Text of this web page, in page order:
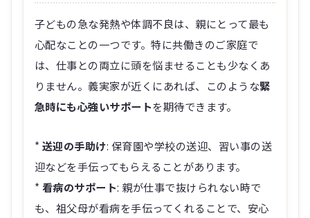
子どもの急な発熱や体調不良は、親にとって最も
心配なことの一つです。特に共働きのご家庭で
は、仕事との両立に頭を悩ませることも少なくあ
りません。義実家が近くにあれば、このような緊
急時にも心強いサポートを期待できます。
* 送迎の手助け: 保育園や学校の送迎、習い事の送
迎などを手伝ってもらえることがあります。
* 看病のサポート: 親が仕事で抜けられない時で
も、祖父母が看病を手伝ってくれることで、安心